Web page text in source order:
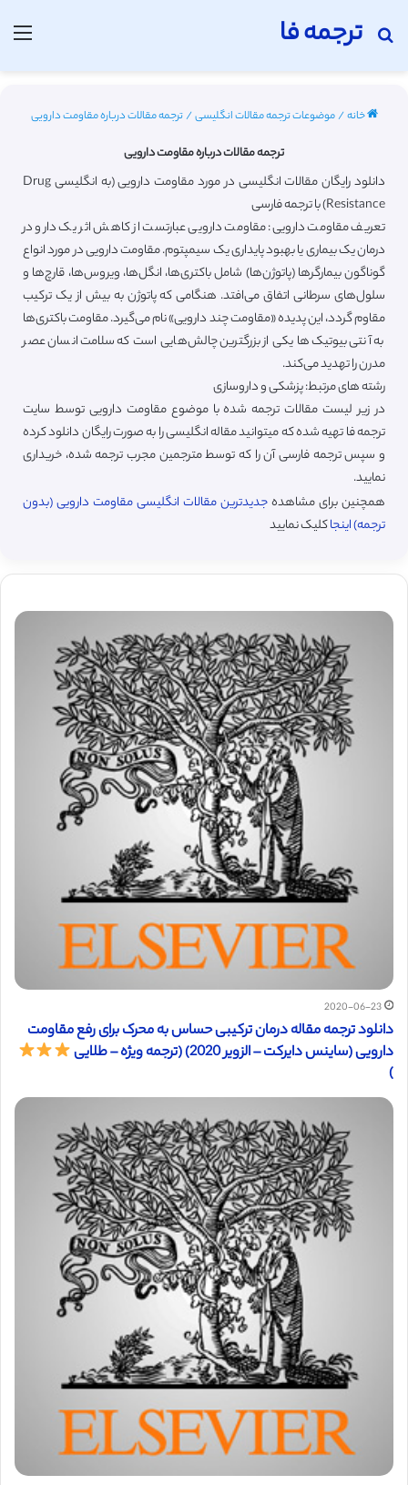
ترجمه فا
جستجو برای
خانه/موضوعات ترجمه مقالات انگلیسی/ترجمه مقالات درباره مقاومت دارویی
ترجمه مقالات درباره مقاومت دارویی
دانلود رایگان مقالات انگلیسی در مورد مقاومت دارویی (به انگلیسی Drug
Resistance) با ترجمه فارسی
تعریف مقاومت دارویی: مقاومت دارویی عبارتست از کاهش اثر یک دارو در
درمان یک بیماری یا بهبود پایداری یک سیمپتوم. مقاومت دارویی در مورد انواع
گوناگون بیمارگرها (پاتوژن‌ها) شامل باکتری‌ها، انگل‌ها، ویروس‌ها، قارچ‌ها و
سلول‌های سرطانی اتفاق می‌افتد. هنگامی که پاتوژن به بیش از یک ترکیب
مقاوم گردد، این پدیده «مقاومت چند دارویی» نام می‌گیرد. مقاومت باکتری‌ها
به آنتی بیوتیک‌ها یکی از بزرگترین چالش‌هایی است که سلامت انسان عصر
مدرن را تهدید می‌کند.
رشته های مرتبط: پزشکی و داروسازی
در زیر لیست مقالات ترجمه شده با موضوع مقاومت دارویی توسط سایت
ترجمه فا تهیه شده که میتوانید مقاله انگلیسی را به صورت رایگان دانلود کرده
و سپس ترجمه فارسی آن را که توسط مترجمین مجرب ترجمه شده، خریداری
نمایید.
همچنین برای مشاهدهجدیدترین مقالات انگلیسی مقاومت دارویی (بدون
ترجمه) اینجاکلیک نمایید
2020-06-23
دانلود ترجمه مقاله درمان ترکیبی حساس به محرک برای رفع مقاومت
دارویی (ساینس دایرکت – الزویر 2020) (ترجمه ویژه – طلایی
)